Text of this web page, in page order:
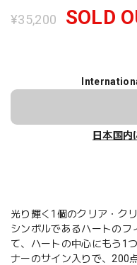
¥35,200 SOLD
日本国
光り輝く1個のクリア・ク
シンボルであるハートのフ
て、ハートの中心にもう1
ナーのサイン入りで、200